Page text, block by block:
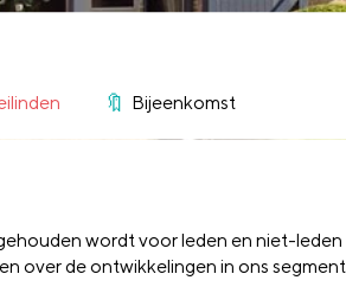
Bijeenkomst
wordt voor leden en niet-leden
over de ontwikkelingen in ons segment.